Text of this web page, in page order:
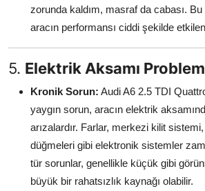
zorunda kaldım, masraf da cabası.
aracın performansı ciddi şekilde
5. Elektrik Aksamı
Kronik Sorun: Audi A6 2.5 TDI
yaygın sorun, aracın elektrik
arızalardır. Farlar, merkezi kilit
düğmeleri gibi elektronik sistemler
tür sorunlar, genellikle küçük gibi
büyük bir rahatsızlık kaynağı olabilir.